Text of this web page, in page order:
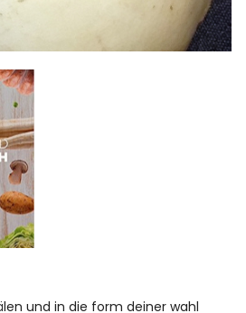
und in die form deiner wahl